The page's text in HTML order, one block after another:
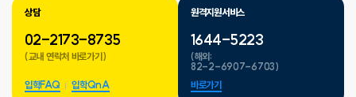
상담
02-2173-8735
(교내 연락처 바로가기)
입학FAQ 입학QnA
원격지원서비스
1644-5223
(해외:
82-2-6907-6703)
바로가기